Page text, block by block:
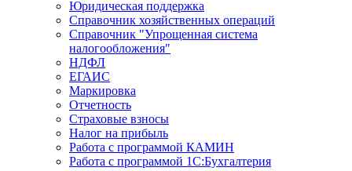
Юридическая поддержка
Справочник хозяйственных операций
Справочник "Упрощенная система
налогообложения"
НДФЛ
ЕГАИС
Маркировка
Отчетность
Страховые взносы
Налог на прибыль
Работа с программой КАМИН
Работа с программой 1С:Бухгалтерия